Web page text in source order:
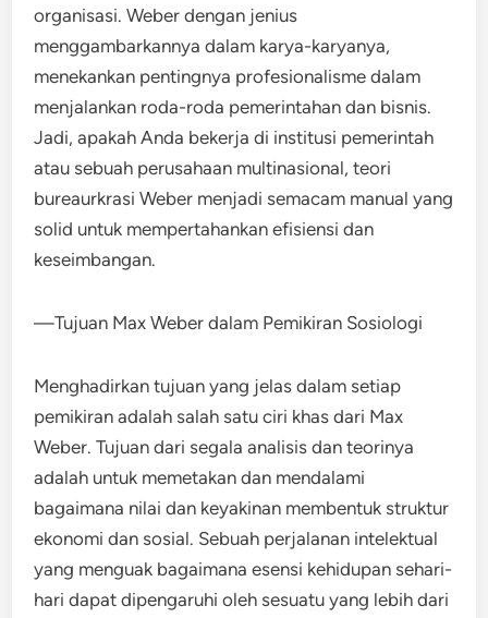
organisasi. Weber dengan jenius
menggambarkannya dalam karya-karyanya,
menekankan pentingnya profesionalisme dalam
menjalankan roda-roda pemerintahan dan bisnis.
Jadi, apakah Anda bekerja di institusi pemerintah
atau sebuah perusahaan multinasional, teori
bureaurkrasi Weber menjadi semacam manual yang
solid untuk mempertahankan efisiensi dan
keseimbangan.
—Tujuan Max Weber dalam Pemikiran Sosiologi
Menghadirkan tujuan yang jelas dalam setiap
pemikiran adalah salah satu ciri khas dari Max
Weber. Tujuan dari segala analisis dan teorinya
adalah untuk memetakan dan mendalami
bagaimana nilai dan keyakinan membentuk struktur
ekonomi dan sosial. Sebuah perjalanan intelektual
yang menguak bagaimana esensi kehidupan sehari-
hari dapat dipengaruhi oleh sesuatu yang lebih dari